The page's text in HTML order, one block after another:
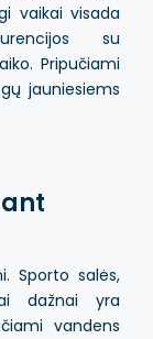
vaikai visada
su
Pripučiami
jauniesiems
Sporto salės,
dažnai yra
vandens